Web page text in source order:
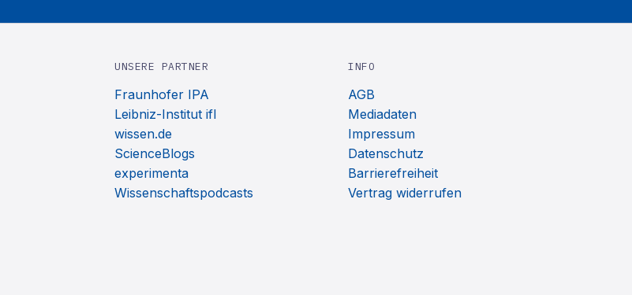
UNSERE PARTNER
Fraunhofer IPA
Leibniz-Institut ifl
wissen.de
ScienceBlogs
experimenta
Wissenschaftspodcasts
INFO
AGB
Mediadaten
Impressum
Datenschutz
Barrierefreiheit
Vertrag widerrufen